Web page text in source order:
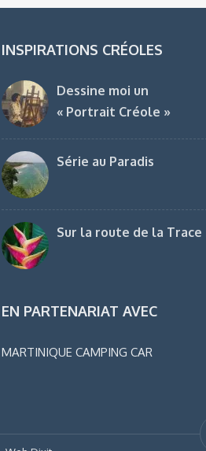
INSPIRATIONS CRÉOLES
Dessine moi un
« Portrait Créole »
Série au Paradis
Sur la route de la Trace
EN PARTENARIAT AVEC
MARTINIQUE CAMPING CAR